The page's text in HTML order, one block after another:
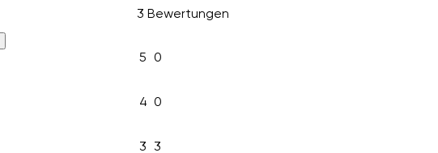
3 Bewertungen
5 0
4 0
3 3